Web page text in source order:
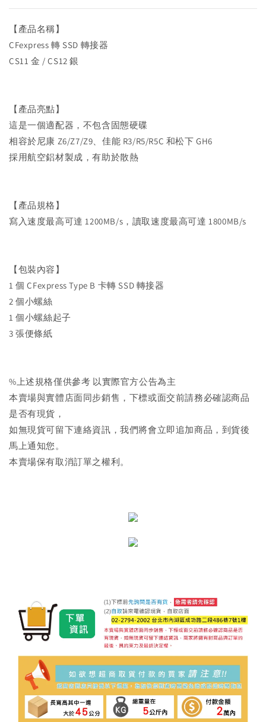
【產品名稱】
CFexpress 轉 SSD 轉接器
CS11 金 / CS12 銀
【產品亮點】
這是一個適配器，不包含固態硬碟
相容於尼康 Z6/Z7/Z9、佳能 R3/R5/R5C 和松下 GH6
採用航空鋁材製成，有助於散熱
【產品規格】
寫入速度最高可達 1200MB/s，讀取速度最高可達 1800MB/s
【包裝內容】
1 個 CFexpress Type B 卡轉 SSD 轉接器
2 個小螺絲
1 個小螺絲起子
3 張便條紙
%上述規格僅供參考 以實際官方公告為主
本賣場與實體店面同步銷售，下標或面交前請務必確認商品
是否有現貨，
如無現貨可留下連絡資訊，我們將會立即追加商品，到貨後
馬上通知您。
本賣場保有取消訂單之權利。